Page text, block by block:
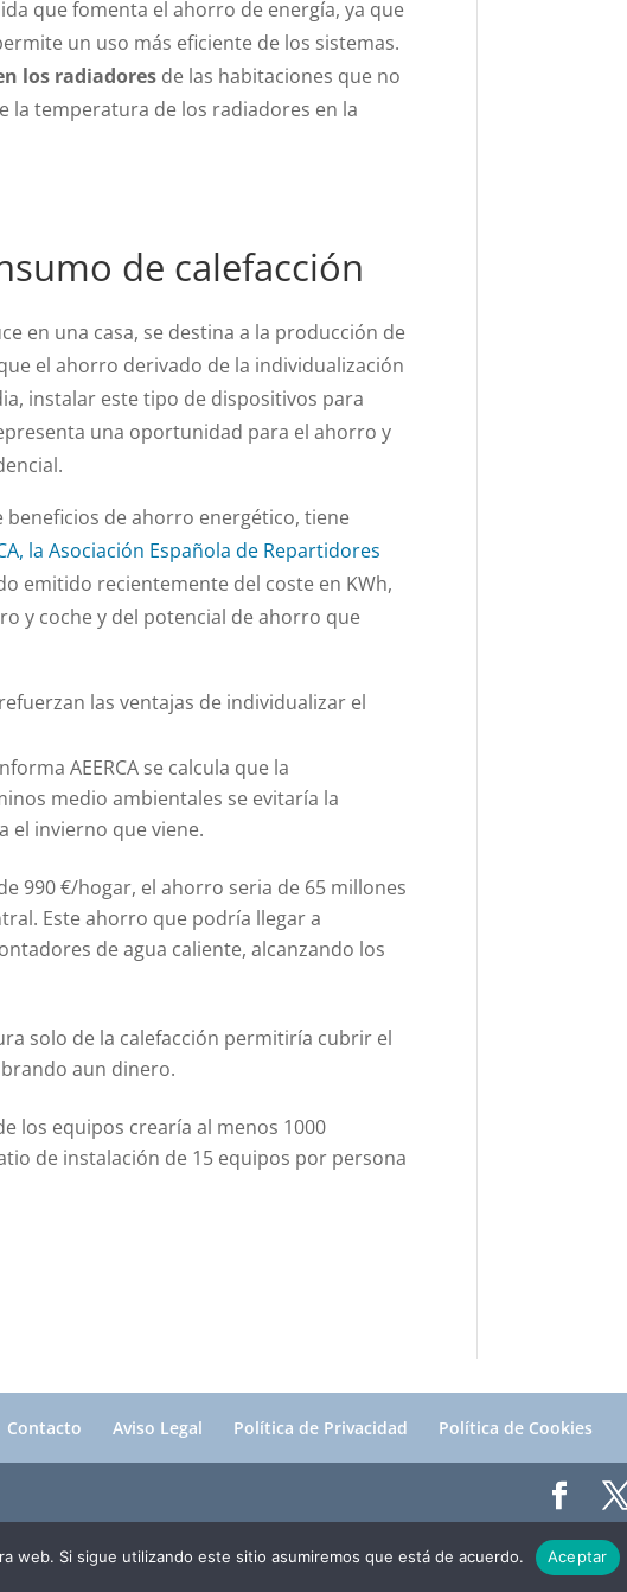
que fomenta el ahorro de energía, ya que
un uso más eficiente de los sistemas.
los radiadores de las habitaciones que no
la temperatura de los radiadores en la
de calefacción
en una casa, se destina a la producción de
el ahorro derivado de la individualización
instalar este tipo de dispositivos para
una oportunidad para el ahorro y
beneficios de ahorro energético, tiene
la Asociación Española de Repartidores
emitido recientemente del coste en KWh,
y coche y del potencial de ahorro que
las ventajas de individualizar el
AEERCA se calcula que la
medio ambientales se evitaría la
el invierno que viene.
990 €/hogar, el ahorro seria de 65 millones
Este ahorro que podría llegar a
de agua caliente, alcanzando los
solo de la calefacción permitiría cubrir el
aun dinero.
los equipos crearía al menos 1000
de instalación de 15 equipos por persona
Contacto Aviso Legal Política de Privacidad Política de Cookies
web. Si sigue utilizando este sitio asumiremos que está de acuerdo. Aceptar